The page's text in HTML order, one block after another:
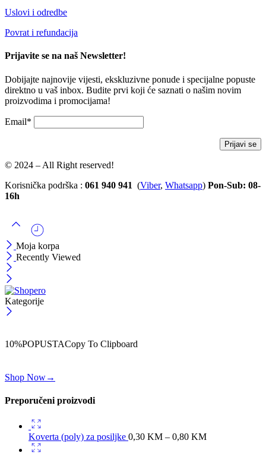
Uslovi i odredbe
Povrat i refundacija
Prijavite se na naš Newsletter!
Dobijajte najnovije vijesti, ekskluzivne ponude i specijalne popuste
direktno u vaš inbox. Budite prvi koji će saznati o našim novim
proizvodima i promocijama!
Email*
© 2024 – All Right reserved!
Korisnička podrška : 061 940 941 (Viber, Whatsapp) Pon-Sub: 08-
16h
Moja korpa
Recently Viewed
Kategorije
10%POPUSTACopy To Clipboard
Shop Now→
Preporučeni proizvodi
Koverta (poly) za posiljke 0,30 KM – 0,80 KM